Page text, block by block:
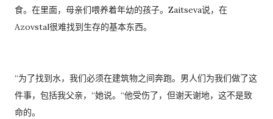
食。在里面，母亲们喂养着年幼的孩子。Zaitseva说，在
Azovstal很难找到生存的基本东西。
“为了找到水，我们必须在建筑物之间奔跑。男人们为我们做了这
件事，包括我父亲，“她说。“他受伤了，但谢天谢地，这不是致
命的。